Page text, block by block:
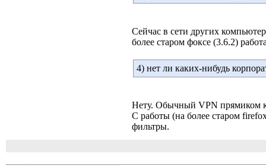
Сейчас в сети других
более старом фоксе (3.6.2)
4) нет ли каких-нибудь
Нету. Обычный VPN прямиком
С работы (на более старом
фильтры.